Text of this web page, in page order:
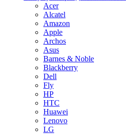
Acer
Alcatel
Amazon
Apple
Archos
Asus
Barnes & Noble
Blackberry
Dell
Fly
HP
HTC
Huawei
Lenovo
LG